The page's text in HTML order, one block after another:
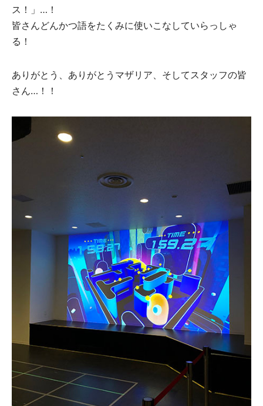
ス！」…！
皆さんどんかつ語をたくみに使いこなしていらっしゃ
る！
ありがとう、ありがとうマザリア、そしてスタッフの皆
さん…！！